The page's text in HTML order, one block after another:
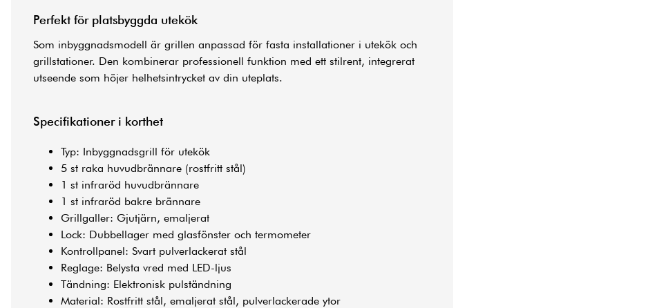
Perfekt för platsbyggda utekök
Som inbyggnadsmodell är grillen anpassad för fasta installationer i utekök och
grillstationer. Den kombinerar professionell funktion med ett stilrent, integrerat
utseende som höjer helhetsintrycket av din uteplats.
Specifikationer i korthet
Typ: Inbyggnadsgrill för utekök
5 st raka huvudbrännare (rostfritt stål)
1 st infraröd huvudbrännare
1 st infraröd bakre brännare
Grillgaller: Gjutjärn, emaljerat
Lock: Dubbellager med glasfönster och termometer
Kontrollpanel: Svart pulverlackerat stål
Reglage: Belysta vred med LED-ljus
Tändning: Elektronisk pulständning
Material: Rostfritt stål, emaljerat stål, pulverlackerade ytor